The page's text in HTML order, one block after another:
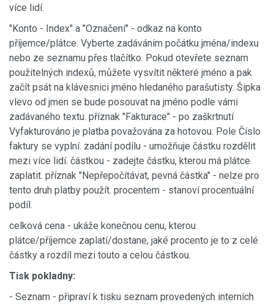
více lidí.
"Konto - Index" a "Označení" - odkaz na konto
příjemce/plátce. Vyberte zadáváním počátku jména/indexu
nebo ze seznamu přes tlačítko. Pokud otevřete seznam
použitelných indexů, můžete vysvítit některé jméno a pak
začít psát na klávesnici jméno hledaného parašutisty. Šipka
vlevo od jmen se bude posouvat na jméno podle vámi
zadávaného textu. příznak "Fakturace" - po zaškrtnutí
Vyfakturováno je platba považována za hotovou. Pole Číslo
faktury se vyplní. zadání podílu - umožňuje částku rozdělit
mezi více lidí. částkou - zadejte částku, kterou má plátce
zaplatit. příznak "Nepřepočítávat, pevná částka" - nelze pro
tento druh platby použít. procentem - stanoví procentuální
podíl.
celková cena - ukáže konečnou cenu, kterou
plátce/příjemce zaplatí/dostane, jaké procento je to z celé
částky a rozdíl mezi touto a celou částkou.
Tisk pokladny:
- Seznam - připraví k tisku seznam provedených interních